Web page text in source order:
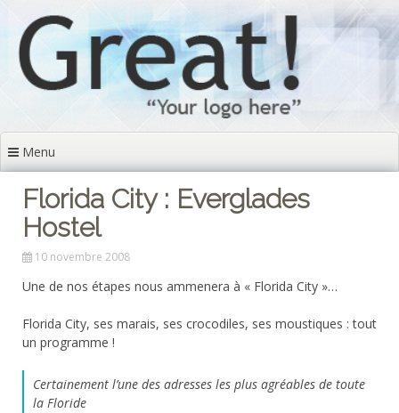
contenu
principal
Menu
Florida City : Everglades
Hostel
10 novembre 2008
Une de nos étapes nous ammenera à « Florida City »…
Florida City, ses marais, ses crocodiles, ses moustiques : tout
un programme !
Certainement l’une des adresses les plus agréables de toute
la Floride